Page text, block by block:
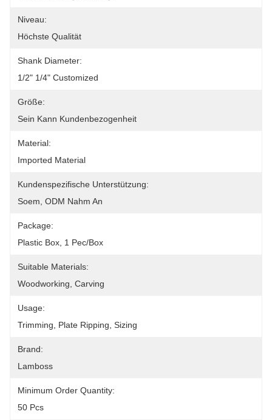
Niveau:
Höchste Qualität
Shank Diameter:
1/2" 1/4" Customized
Größe:
Sein Kann Kundenbezogenheit
Material:
Imported Material
Kundenspezifische Unterstützung:
Soem, ODM Nahm An
Package:
Plastic Box, 1 Pec/box
Suitable Materials:
Woodworking, Carving
Usage:
Trimming, Plate Ripping, Sizing
Brand:
Lamboss
Minimum Order Quantity:
50 Pcs